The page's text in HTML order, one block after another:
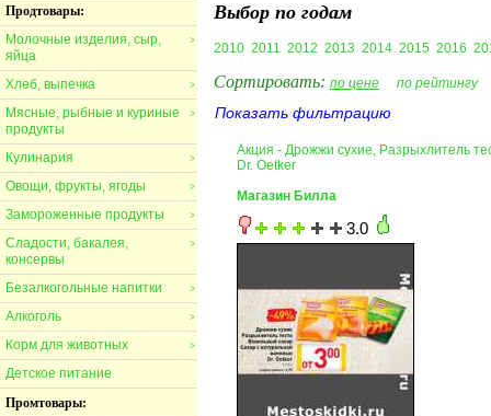
Продтовары:
>
Молочные изделия, сыр,
яйца
>
Хлеб, выпечка
>
Мясные, рыбные и куриные
продукты
>
Кулинария
>
Овощи, фрукты, ягоды
>
Замороженные продукты
>
Сладости, бакалея,
консервы
>
Безалкогольные напитки
>
Алкоголь
>
Корм для животных
Детское питание
Промтовары:
Выбор по годам
2010 2011 2012 2013 2014 2015 2016
Сортировать: по цене по рейтингу
Показать фильтрацию
Акция - Дрожжи сухие, Разрыхлитель
Dr. Oetker
Магазин Билла
3.0